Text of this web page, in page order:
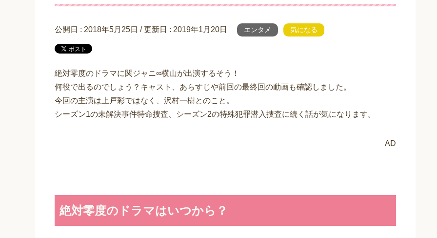
公開日 : 2018年5月25日 / 更新日 : 2019年1月20日 エンタメ 気になる
絶対零度のドラマに関ジャニ∞横山が出演するそう！
何役で出るのでしょう？キャスト、あらすじや前回の最終回の動画も確認しました。
今回の主演は上戸彩ではなく、沢村一樹とのこと。
シーズン1の未解決事件特命捜査、シーズン2の特殊犯罪潜入捜査に続く話が気になります。
AD
絶対零度のドラマはいつから？